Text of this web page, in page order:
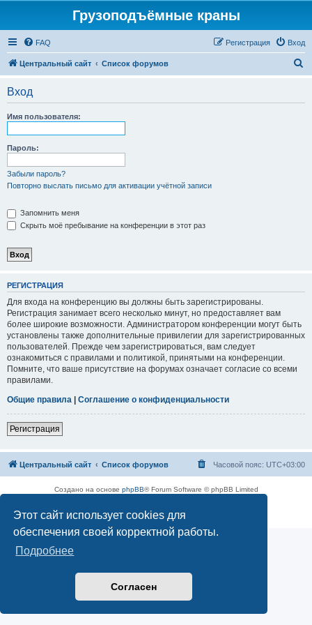
Этот сайт использует cookies для
обеспечения своей корректной работы.
Подробнее
Согласен
Грузоподъёмные краны
FAQ Вход
Регистрация
Центральный сайт Список форумов
Вход
Имя пользователя:
Пароль:
Забыли пароль?
Повторно выслать письмо для активации учётной записи
Запомнить меня
Скрыть моё пребывание на конференции в этот раз
РЕГИСТРАЦИЯ
Для входа на конференцию вы должны быть зарегистрированы.
Регистрация занимает всего несколько минут, но предоставляет вам
более широкие возможности. Администратором конференции могут быть
установлены также дополнительные привилегии для зарегистрированных
пользователей. Прежде чем зарегистрироваться, вам следует
ознакомиться с правилами и политикой, принятыми на конференции.
Помните, что ваше присутствие на форумах означает согласие со всеми
правилами.
Общие правила | Соглашение о конфиденциальности
Регистрация
Центральный сайт Список форумов Часовой пояс: UTC+03:00
Создано на основе phpBB® Forum Software © phpBB Limited
Конфиденциальность|Правила